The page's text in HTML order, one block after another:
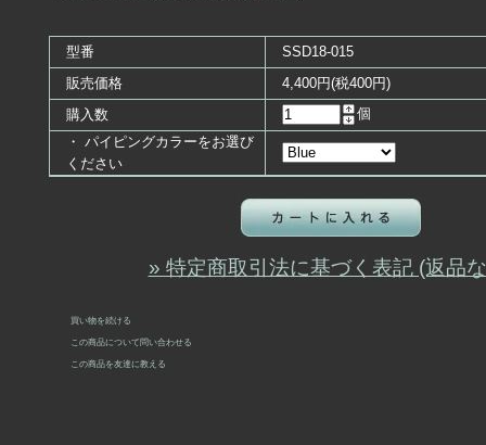
型番
SSD18-015
販売価格
4,400円(税400円)
購入数
個
・ パイピングカラーをお選び
ください
» 特定商取引法に基づく表記 (返品
買い物を続ける
この商品について問い合わせる
この商品を友達に教える